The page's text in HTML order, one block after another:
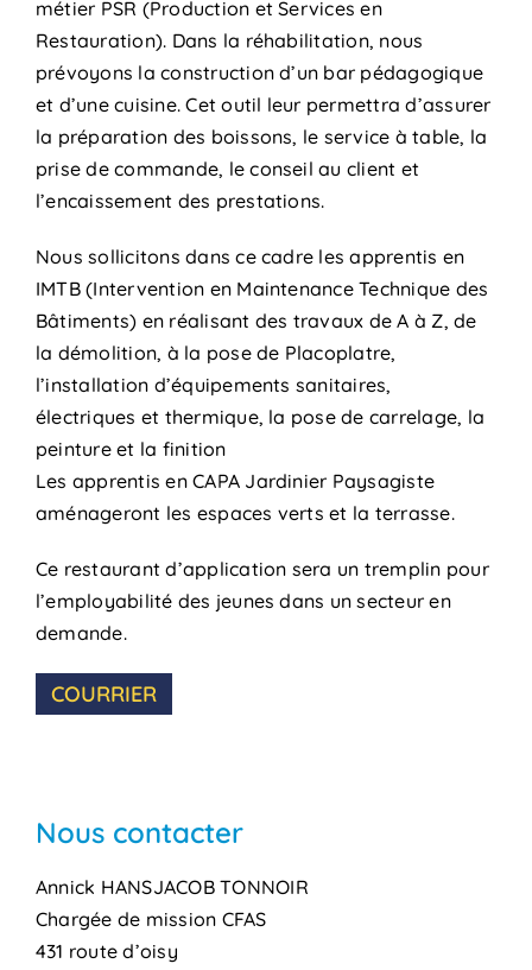
métier PSR (Production et Services en
Restauration). Dans la réhabilitation, nous
prévoyons la construction d’un bar pédagogique
et d’une cuisine. Cet outil leur permettra d’assurer
la préparation des boissons, le service à table, la
prise de commande, le conseil au client et
l’encaissement des prestations.
Nous sollicitons dans ce cadre les apprentis en
IMTB (Intervention en Maintenance Technique des
Bâtiments) en réalisant des travaux de A à Z, de
la démolition, à la pose de Placoplatre,
l’installation d’équipements sanitaires,
électriques et thermique, la pose de carrelage, la
peinture et la finition
Les apprentis en CAPA Jardinier Paysagiste
aménageront les espaces verts et la terrasse.
Ce restaurant d’application sera un tremplin pour
l’employabilité des jeunes dans un secteur en
demande.
COURRIER
Nous contacter
Annick HANSJACOB TONNOIR
Chargée de mission CFAS
431 route d’oisy